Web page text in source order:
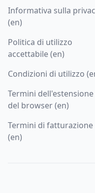
Informativa sulla
(en)
Politica di utilizzo
accettabile (en)
Condizioni di utilizzo
Termini dell'estensione
del browser (en)
Termini di fatturazione
(en)